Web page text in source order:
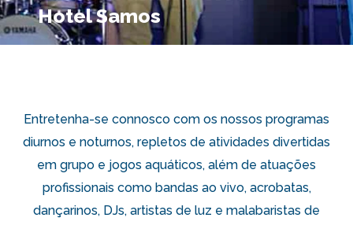
Hotel Samos
Entretenha-se connosco com os nossos programas
diurnos e noturnos, repletos de atividades divertidas
em grupo e jogos aquáticos, além de atuações
profissionais como bandas ao vivo, acrobatas,
dançarinos, DJs, artistas de luz e malabaristas de